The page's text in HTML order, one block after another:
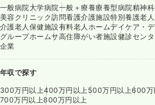
一般病院大学病院一般＋療養療養型病院精神
美容クリニック訪問看護介護施設特別養護老
介護老人保健施設有料老人ホームデイケア・
グループホームサ高住障がい者施設健診セン
企業
年収で探す
300万円以上400万円以上 500万円以上600万
700万円以上800万円以上